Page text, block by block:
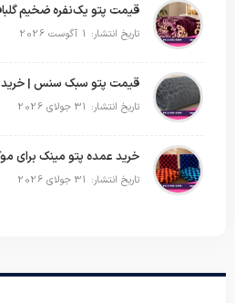
تاریخ انتشار: 1 آگوست 2026
تاریخ انتشار: 31 جولای 2026
تاریخ انتشار: 31 جولای 2026